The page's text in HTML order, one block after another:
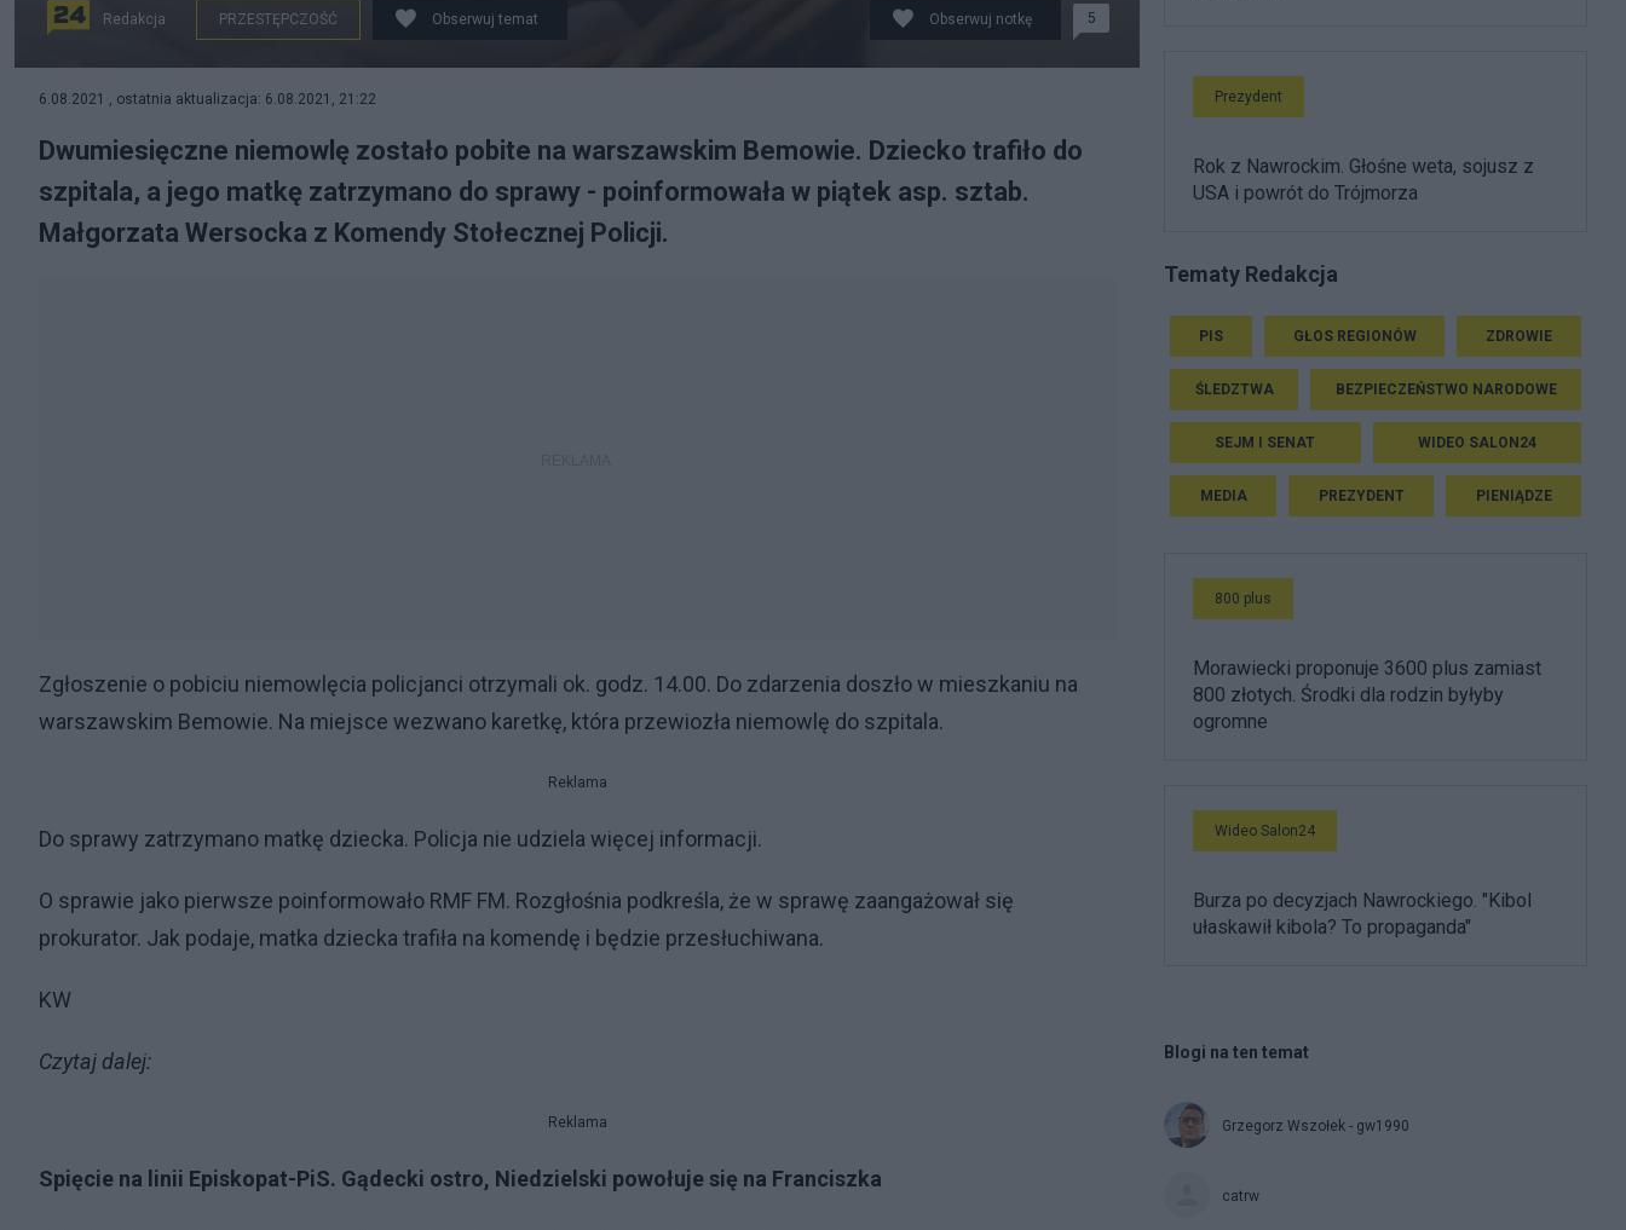
Redakcja PRZESTĘPCZOŚĆ Obserwuj temat Obserwuj notkę 5
6.08.2021 , ostatnia aktualizacja: 6.08.2021, 21:22
Dwumiesięczne niemowlę zostało pobite na warszawskim Bemowie. Dziecko trafiło do
szpitala, a jego matkę zatrzymano do sprawy - poinformowała w piątek asp. sztab.
Małgorzata Wersocka z Komendy Stołecznej Policji.
Zgłoszenie o pobiciu niemowlęcia policjanci otrzymali ok. godz. 14.00. Do zdarzenia doszło w mieszkaniu na
warszawskim Bemowie. Na miejsce wezwano karetkę, która przewiozła niemowlę do szpitala.
Reklama
Do sprawy zatrzymano matkę dziecka. Policja nie udziela więcej informacji.
O sprawie jako pierwsze poinformowało RMF FM. Rozgłośnia podkreśla, że w sprawę zaangażował się
prokurator. Jak podaje, matka dziecka trafiła na komendę i będzie przesłuchiwana.
KW
Czytaj dalej:
Reklama
Spięcie na linii Episkopat-PiS. Gądecki ostro, Niedzielski powołuje się na Franciszka
Prezydent
Rok z Nawrockim. Głośne weta, sojusz z
USA i powrót do Trójmorza
Tematy Redakcja
PIS GŁOS REGIONÓW ZDROWIE
ŚLEDZTWA BEZPIECZEŃSTWO NARODOWE
SEJM I SENAT WIDEO SALON24
MEDIA PREZYDENT PIENIĄDZE
800 plus
Morawiecki proponuje 3600 plus zamiast
800 złotych. Środki dla rodzin byłyby
ogromne
Wideo Salon24
Burza po decyzjach Nawrockiego. "Kibol
ułaskawił kibola? To propaganda"
Blogi na ten temat
Grzegorz Wszołek - gw1990
catrw